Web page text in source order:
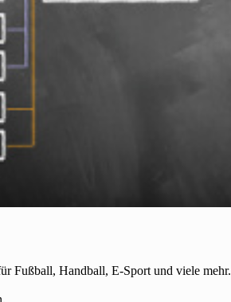
Fußball, Handball, E-Sport und viele mehr.